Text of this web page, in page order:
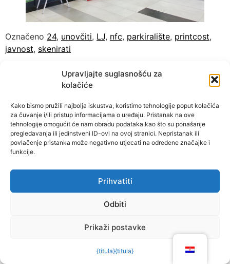
Upravljajte suglasnošću za
kolačiće
Kako bismo pružili najbolja iskustva, koristimo tehnologije poput kolačića
za čuvanje i/ili pristup informacijama o uređaju. Pristanak na ove
tehnologije omogućit će nam obradu podataka kao što su ponašanje
pregledavanja ili jedinstveni ID-ovi na ovoj stranici. Nepristanak ili
povlačenje pristanka može negativno utjecati na određene značajke i
funkcije.
Prihvatiti
Odbiti
Prikaži postavke
{titula}{titula}
Označeno 24, unovčiti, LJ, nfc, parkiralište, printcost,
javnost, skenirati